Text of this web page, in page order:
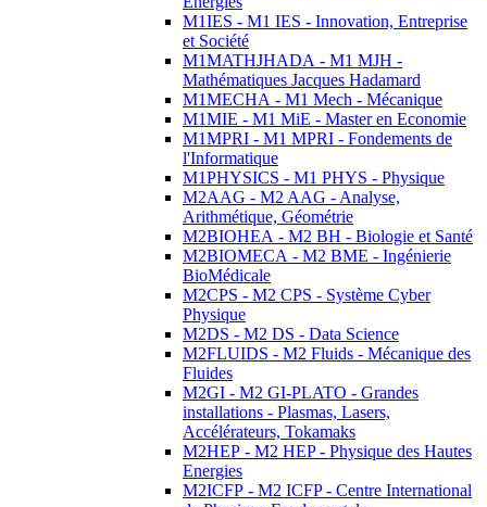
M1IES - M1 IES - Innovation, Entreprise
et Société
M1MATHJHADA - M1 MJH -
Mathématiques Jacques Hadamard
M1MECHA - M1 Mech - Mécanique
M1MIE - M1 MiE - Master en Economie
M1MPRI - M1 MPRI - Fondements de
l'Informatique
M1PHYSICS - M1 PHYS - Physique
M2AAG - M2 AAG - Analyse,
Arithmétique, Géométrie
M2BIOHEA - M2 BH - Biologie et Santé
M2BIOMECA - M2 BME - Ingénierie
BioMédicale
M2CPS - M2 CPS - Système Cyber
Physique
M2DS - M2 DS - Data Science
M2FLUIDS - M2 Fluids - Mécanique des
Fluides
M2GI - M2 GI-PLATO - Grandes
installations - Plasmas, Lasers,
Accélérateurs, Tokamaks
M2HEP - M2 HEP - Physique des Hautes
Energies
M2ICFP - M2 ICFP - Centre International